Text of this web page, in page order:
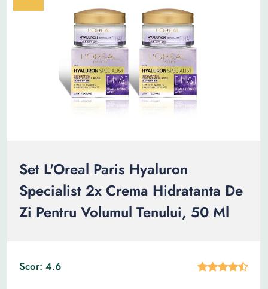
Set L'Oreal Paris Hyaluron
Specialist 2x Crema Hidratanta De
Zi Pentru Volumul Tenului, 50 Ml
Scor: 4.6